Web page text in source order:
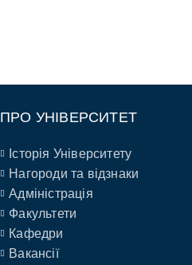
ПРО УНІВЕРСИТЕТ
Історія Університету
Нагороди та відзнаки
Адміністрація
Факультети
Кафедри
Вакансії